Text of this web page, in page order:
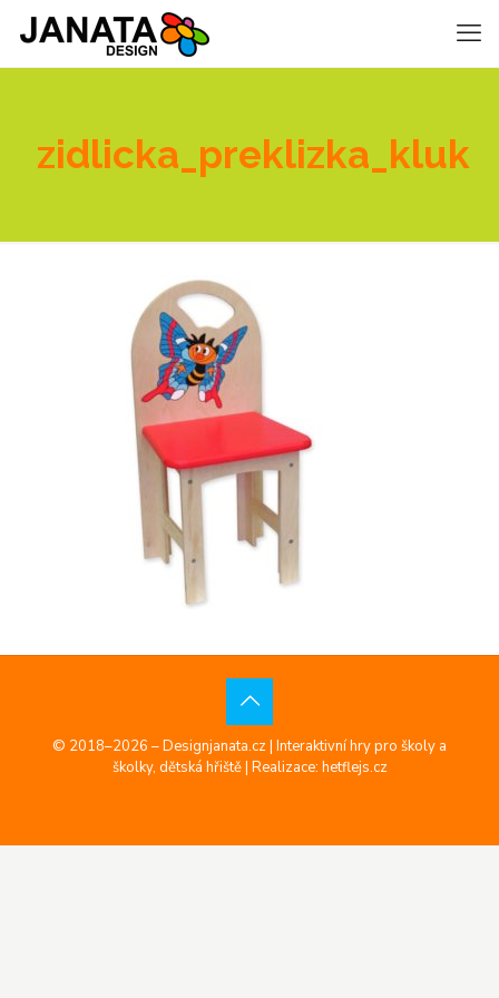
zidlicka_preklizka_kluk
© 2018–2026 – Designjanata.cz | Interaktivní hry pro školy a
školky, dětská hřiště | Realizace: hetflejs.cz